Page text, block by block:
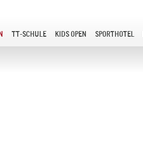
TT-SCHULE KIDS OPEN SPORTHOTEL